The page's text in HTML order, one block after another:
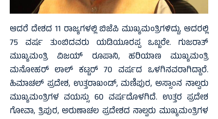
ಆದರೆ ದೇಶದ 11 ರಾಜ್ಯಗಳಲ್ಲಿ ಬಿಜೆಪಿ ಮುಖ್ಯಮಂತ್ರಿಗಳಿದ್ದು, ಆದರಲ್ಲಿ
75 ವರ್ಷ ತುಂಬಿದವರು ಯಡಿಯೂರಪ್ಪ ಒಬ್ಬರೇ. ಗುಜರಾತ್
ಮುಖ್ಯಮಂತ್ರಿ ವಿಜಯ್ ರೂಪಾನಿ, ಹರಿಯಾಣ ಮುಖ್ಯಮಂತ್ರಿ
ಮನೋಹರ್ ಲಾಲ್ ಕಟ್ಟರ್ 70 ವರ್ಷದ ಒಳಗಿನವರಾಗಿದ್ದಾರೆ.
ಹಿಮಾಚಲ್ ಪ್ರದೇಶ, ಉತ್ತರಾಖಂಡ್, ಮಣಿಪುರ, ಅಸ್ಸಾಂನ ನಾಲ್ವರು
ಮುಖ್ಯಮಂತ್ರಿಗಳ ವಯಸ್ಸು 60 ವರ್ಷದೊಳಗಿದೆ. ಉತ್ತರ ಪ್ರದೇಶ
ಗೋವಾ, ತ್ರಿಪುರ, ಅರುಣಾಚಲ ಪ್ರದೇಶದ ನಾಲ್ವರು ಮುಖ್ಯಮಂತ್ರಿಗಳ